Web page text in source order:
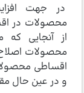
در جهت
محصولات در
از آنجایی
محصولات
اقساطی
و در عین حال